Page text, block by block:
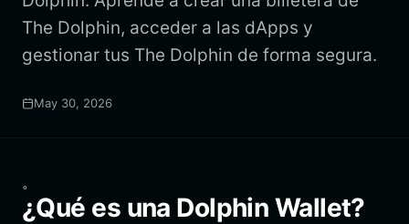
The Dolphin, acceder a las dApps y
gestionar tus The Dolphin de forma segura.
May 30, 2026
。
¿Qué es una Dolphin Wallet?